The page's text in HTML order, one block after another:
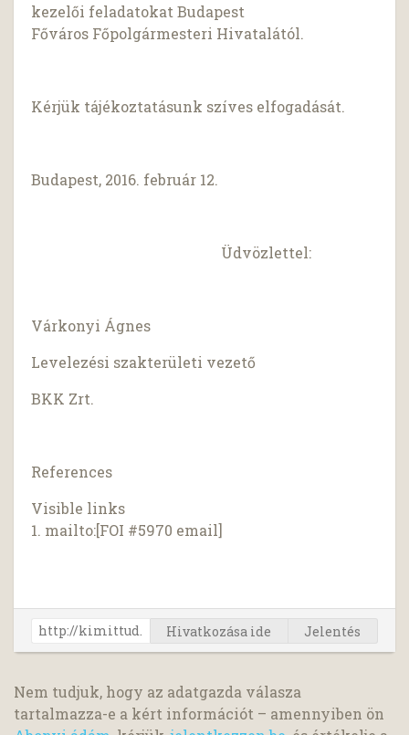
kezelői feladatokat Budapest
Főváros Főpolgármesteri Hivatalától.
Kérjük tájékoztatásunk szíves elfogadását.
Budapest, 2016. február 12.
Üdvözlettel:
Várkonyi Ágnes
Levelezési szakterületi vezető
BKK Zrt.
References
Visible links
1. mailto:[FOI #5970 email]
Hivatkozása ide Jelentés
Nem tudjuk, hogy az adatgazda válasza
tartalmazza-e a kért információt – amennyiben ön